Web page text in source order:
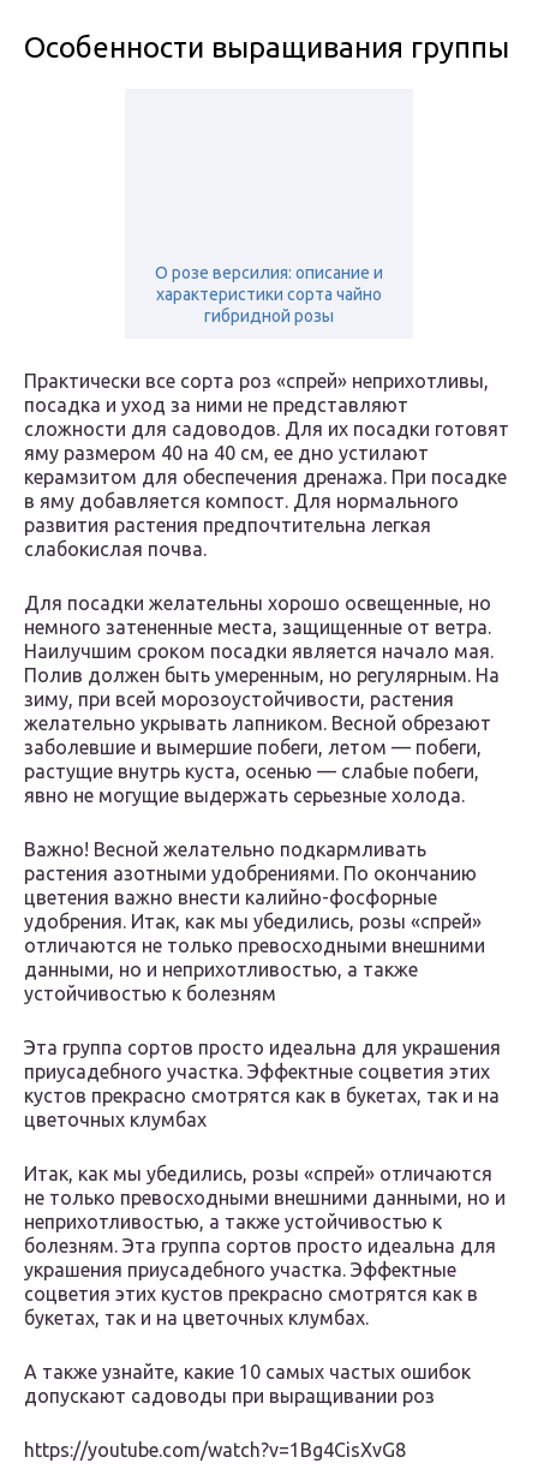
Особенности выращивания группы
О розе версилия: описание и
характеристики сорта чайно
гибридной розы
Практически все сорта роз «спрей» неприхотливы,
посадка и уход за ними не представляют
сложности для садоводов. Для их посадки готовят
яму размером 40 на 40 см, ее дно устилают
керамзитом для обеспечения дренажа. При посадке
в яму добавляется компост. Для нормального
развития растения предпочтительна легкая
слабокислая почва.
Для посадки желательны хорошо освещенные, но
немного затененные места, защищенные от ветра.
Наилучшим сроком посадки является начало мая.
Полив должен быть умеренным, но регулярным. На
зиму, при всей морозоустойчивости, растения
желательно укрывать лапником. Весной обрезают
заболевшие и вымершие побеги, летом — побеги,
растущие внутрь куста, осенью — слабые побеги,
явно не могущие выдержать серьезные холода.
Важно! Весной желательно подкармливать
растения азотными удобрениями. По окончанию
цветения важно внести калийно-фосфорные
удобрения. Итак, как мы убедились, розы «спрей»
отличаются не только превосходными внешними
данными, но и неприхотливостью, а также
устойчивостью к болезням
Эта группа сортов просто идеальна для украшения
приусадебного участка. Эффектные соцветия этих
кустов прекрасно смотрятся как в букетах, так и на
цветочных клумбах
Итак, как мы убедились, розы «спрей» отличаются
не только превосходными внешними данными, но и
неприхотливостью, а также устойчивостью к
болезням. Эта группа сортов просто идеальна для
украшения приусадебного участка. Эффектные
соцветия этих кустов прекрасно смотрятся как в
букетах, так и на цветочных клумбах.
А также узнайте, какие 10 самых частых ошибок
допускают садоводы при выращивании роз
https://youtube.com/watch?v=1Bg4CisXvG8